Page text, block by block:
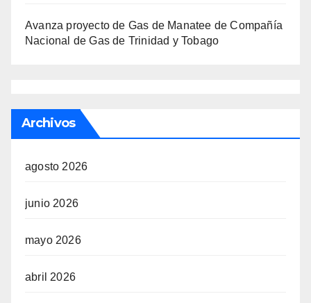
Avanza proyecto de Gas de Manatee de Compañía
Nacional de Gas de Trinidad y Tobago
Archivos
agosto 2026
junio 2026
mayo 2026
abril 2026